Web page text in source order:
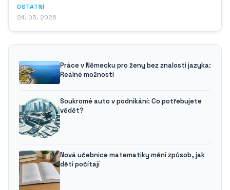
OSTATNÍ
24. 05. 2026
Práce v Německu pro ženy bez znalosti jazyka:
Reálné možnosti
Soukromé auto v podnikání: Co potřebujete
vědět?
Nová učebnice matematiky mění způsob, jak
děti počítají